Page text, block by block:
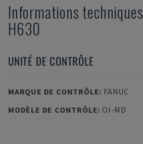
Informations techniques
H630
UNITÉ DE CONTRÔLE
MARQUE DE CONTRÔLE: FANUC
MODÈLE DE CONTRÔLE: OI-MD